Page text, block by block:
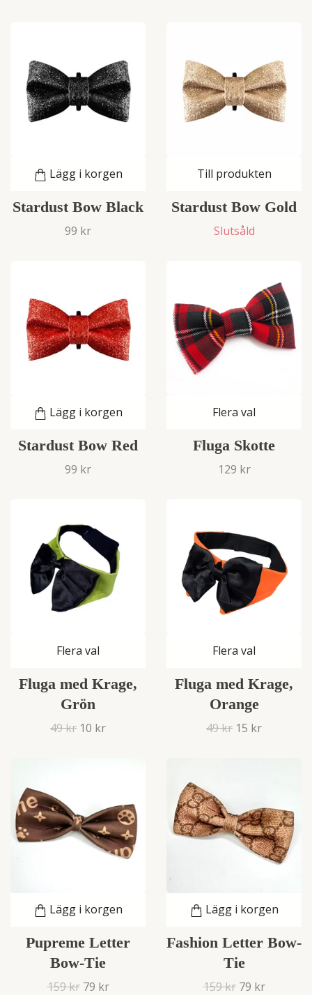
Lägg i korgen
Stardust Bow Black
99 kr
Till produkten
Stardust Bow Gold
Slutsåld
Lägg i korgen
Stardust Bow Red
99 kr
Flera val
Fluga Skotte
129 kr
Flera val
Fluga med Krage,
Grön
49 kr 10 kr
Flera val
Fluga med Krage,
Orange
49 kr 15 kr
Lägg i korgen
Pupreme Letter
Bow-Tie
159 kr 79 kr
Lägg i korgen
Fashion Letter Bow-
Tie
159 kr 79 kr